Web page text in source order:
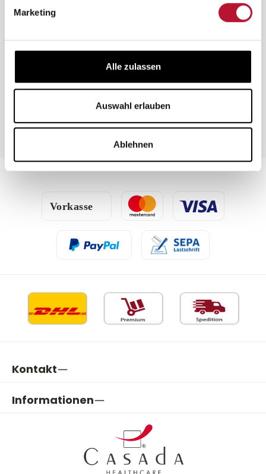
Marketing
Alle zulassen
Auswahl erlauben
Ablehnen
»Das Gerät hat mich direkt nach der ersten Nutzung
überzeugt: eine Wohltat für den ganzen Körper, da die
freundlich und unkompliziert erlebt. Der Versandt
erfolgte sehr schnell und zuverlässig. «
July 30, 2026 14:02
Kontakt
Informationen